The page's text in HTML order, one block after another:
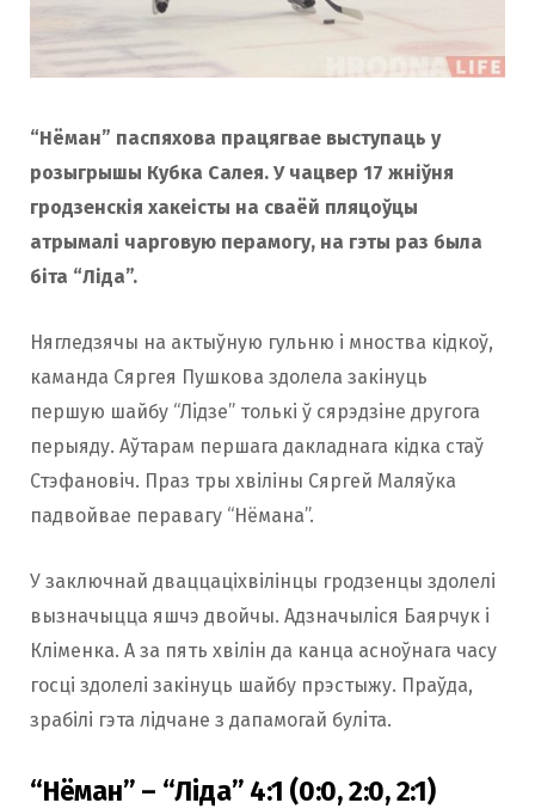
“Нёман” паспяхова працягвае выступаць у
розыгрышы Кубка Салея. У чацвер 17 жніўня
гродзенскія хакеісты на сваёй пляцоўцы
атрымалі чарговую перамогу, на гэты раз была
біта “Ліда”.
Нягледзячы на ​​актыўную гульню і мноства кідкоў,
каманда Сяргея Пушкова здолела закінуць
першую шайбу “Лiдзе” толькі ў сярэдзіне другога
перыяду. Аўтарам першага дакладнага кідка стаў
Стэфановіч. Праз тры хвіліны Сяргей Маляўка
падвойвае перавагу “Нёмана”.
У заключнай дваццаціхвілінцы гродзенцы здолелі
вызначыцца яшчэ двойчы. Адзначылiся Баярчук і
Кліменка. А за пять хвілін да канца асноўнага часу
госці здолелі закінуць шайбу прэстыжу. Праўда,
зрабілі гэта лідчане з дапамогай булiта.
“Нёман” – “Ліда” 4:1 (0:0, 2:0, 2:1)